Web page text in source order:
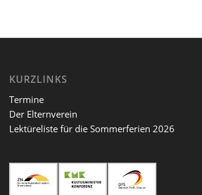
KURZLINKS
Termine
Der Elternverein
Lektüreliste für die Sommerferien 2026